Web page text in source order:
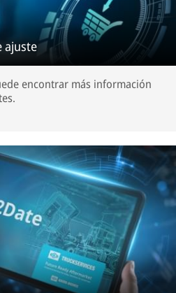
ajuste
encontrar más información